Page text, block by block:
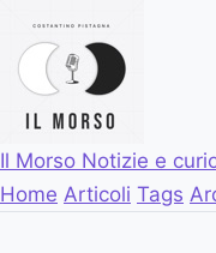
Il Morso Notizie e
Home Articoli Tags